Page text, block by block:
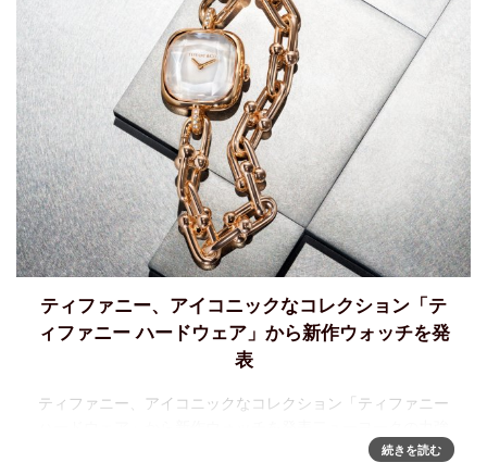
ティファニー、アイコニックなコレクション「テ
ィファニー ハードウェア」から新作ウォッチを発
表
ティファニー、アイコニックなコレクション「ティファニー
さとスピリット、そしてストリートにみなぎるエネルギーを
続きを読む